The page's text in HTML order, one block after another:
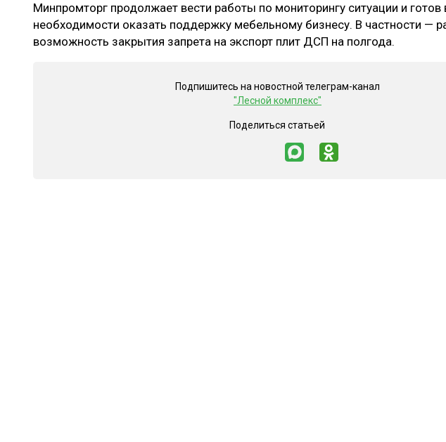
Минпромторг продолжает вести работы по мониторингу ситуации и готов
необходимости оказать поддержку мебельному бизнесу. В частности —
возможность закрытия запрета на экспорт плит ДСП на полгода.
Подпишитесь на новостной телеграм-канал
"Лесной комплекс"
Поделиться статьей